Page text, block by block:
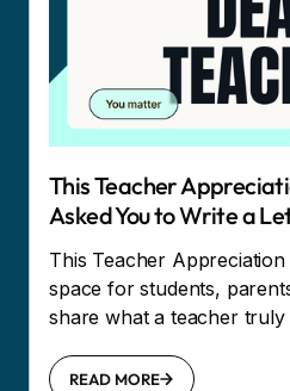
This Teacher
Asked You to Write a
This Teacher
space for students,
share what a teacher truly
READ MORE